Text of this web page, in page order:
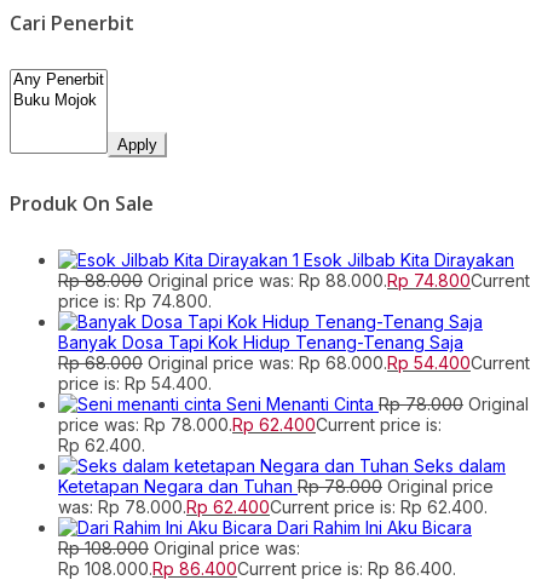
Cari Penerbit
Apply
Produk On Sale
Esok Jilbab Kita Dirayakan
Rp88.000 Original price was: Rp 88.000.Rp 74.800Current
price is: Rp 74.800.
Banyak Dosa Tapi Kok Hidup Tenang-Tenang Saja
Rp68.000 Original price was: Rp 68.000.Rp 54.400Current
price is: Rp 54.400.
Seni Menanti Cinta Rp78.000 Original
price was: Rp 78.000.Rp 62.400Current price is:
Rp 62.400.
Seks dalam
Ketetapan Negara dan Tuhan Rp78.000 Original price
was: Rp 78.000.Rp 62.400Current price is: Rp 62.400.
Dari Rahim Ini Aku Bicara
Rp108.000 Original price was:
Rp 108.000.Rp 86.400Current price is: Rp 86.400.